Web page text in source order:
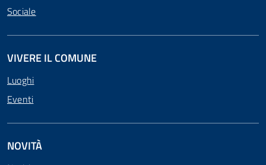
Sociale
VIVERE IL COMUNE
Luoghi
Eventi
NOVITÀ